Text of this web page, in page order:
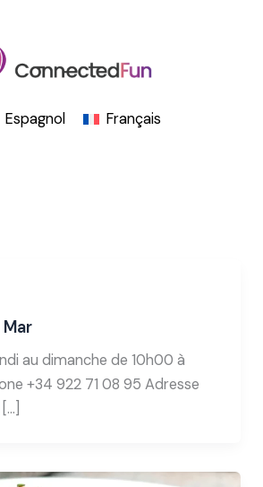
Espagnol
Français
Mar
au dimanche de 10h00 à
+34 922 71 08 95 Adresse